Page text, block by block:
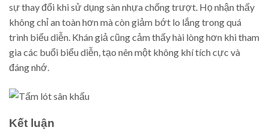
sự thay đổi khi sử dụng sàn nhựa chống trượt. Họ nhận thấy
không chỉ an toàn hơn mà còn giảm bớt lo lắng trong quá
trình biểu diễn. Khán giả cũng cảm thấy hài lòng hơn khi tham
gia các buổi biểu diễn, tạo nên một không khí tích cực và
đáng nhớ.
Kết luận